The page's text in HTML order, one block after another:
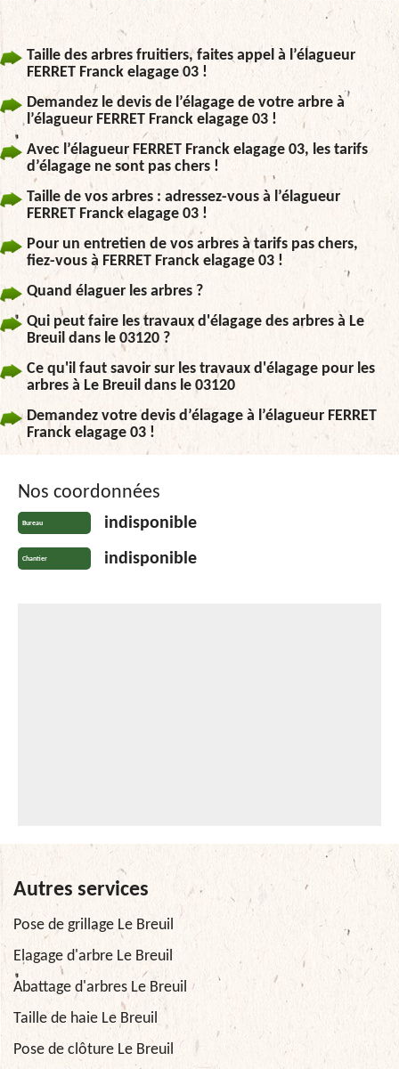
Taille des arbres fruitiers, faites appel à l’élagueur
FERRET Franck elagage 03 !
Demandez le devis de l’élagage de votre arbre à
l’élagueur FERRET Franck elagage 03 !
Avec l’élagueur FERRET Franck elagage 03, les tarifs
d’élagage ne sont pas chers !
Taille de vos arbres : adressez-vous à l’élagueur
FERRET Franck elagage 03 !
Pour un entretien de vos arbres à tarifs pas chers,
fiez-vous à FERRET Franck elagage 03 !
Quand élaguer les arbres ?
Qui peut faire les travaux d'élagage des arbres à Le
Breuil dans le 03120 ?
Ce qu'il faut savoir sur les travaux d'élagage pour les
arbres à Le Breuil dans le 03120
Demandez votre devis d’élagage à l’élagueur FERRET
Franck elagage 03 !
Nos coordonnées
Bureau indisponible
Chantier indisponible
Autres services
Pose de grillage Le Breuil
Elagage d'arbre Le Breuil
Abattage d'arbres Le Breuil
Taille de haie Le Breuil
Pose de clôture Le Breuil